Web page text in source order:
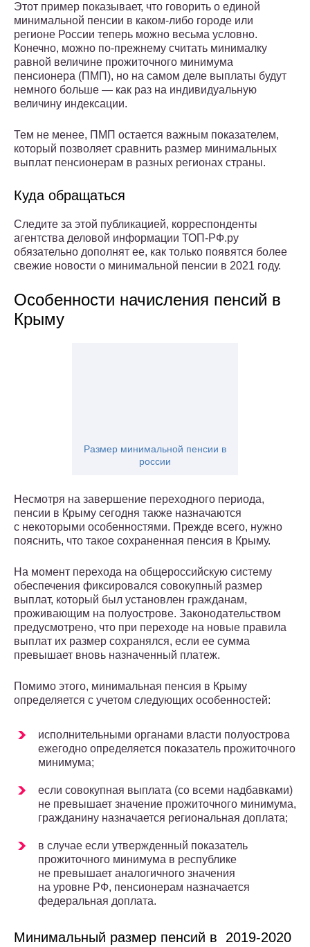
Этот пример показывает, что говорить о единой
минимальной пенсии в каком-либо городе или
регионе России теперь можно весьма условно.
Конечно, можно по-прежнему считать минималку
равной величине прожиточного минимума
пенсионера (ПМП), но на самом деле выплаты будут
немного больше — как раз на индивидуальную
величину индексации.
Тем не менее, ПМП остается важным показателем,
который позволяет сравнить размер минимальных
выплат пенсионерам в разных регионах страны.
Куда обращаться
Следите за этой публикацией, корреспонденты
агентства деловой информации ТОП-РФ.ру
обязательно дополнят ее, как только появятся более
свежие новости о минимальной пенсии в 2021 году.
Особенности начисления пенсий в
Крыму
Размер минимальной пенсии в
россии
Несмотря на завершение переходного периода,
пенсии в Крыму сегодня также назначаются
с некоторыми особенностями. Прежде всего, нужно
пояснить, что такое сохраненная пенсия в Крыму.
На момент перехода на общероссийскую систему
обеспечения фиксировался совокупный размер
выплат, который был установлен гражданам,
проживающим на полуострове. Законодательством
предусмотрено, что при переходе на новые правила
выплат их размер сохранялся, если ее сумма
превышает вновь назначенный платеж.
Помимо этого, минимальная пенсия в Крыму
определяется с учетом следующих особенностей:
исполнительными органами власти полуострова
ежегодно определяется показатель прожиточного
минимума;
если совокупная выплата (со всеми надбавками)
не превышает значение прожиточного минимума,
гражданину назначается региональная доплата;
в случае если утвержденный показатель
прожиточного минимума в республике
не превышает аналогичного значения
на уровне РФ, пенсионерам назначается
федеральная доплата.
Минимальный размер пенсий в 2019-2020